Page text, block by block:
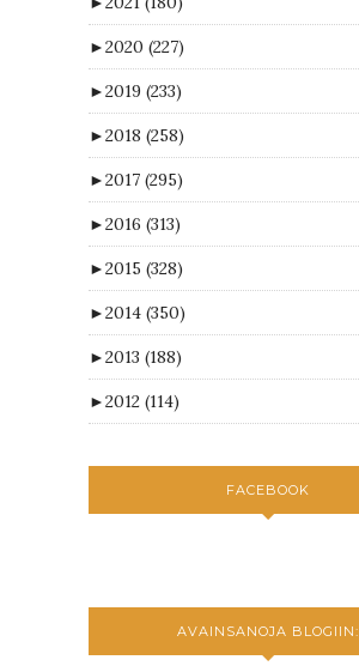
►2020 (227)
►2019 (233)
►2018 (258)
►2017 (295)
►2016 (313)
►2015 (328)
►2014 (350)
►2013 (188)
►2012 (114)
FACEBOOK
AVAINSANOJA BLOGIIN: